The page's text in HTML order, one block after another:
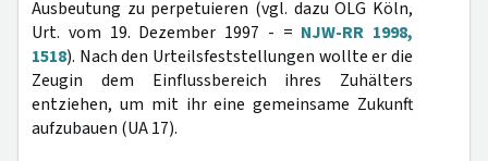
Ausbeutung zu perpetuieren (vgl. dazu OLG Köln,
Urt. vom 19. Dezember 1997 - = NJW-RR 1998,
1518). Nach den Urteilsfeststellungen wollte er die
Zeugin dem Einflussbereich ihres Zuhälters
entziehen, um mit ihr eine gemeinsame Zukunft
aufzubauen (UA 17).